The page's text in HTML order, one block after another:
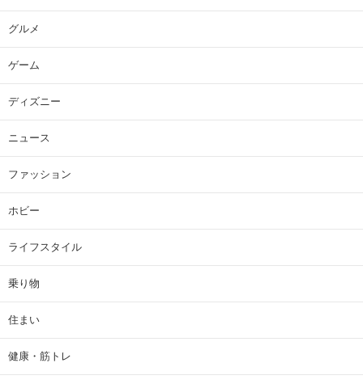
グルメ
ゲーム
ディズニー
ニュース
ファッション
ホビー
ライフスタイル
乗り物
住まい
健康・筋トレ